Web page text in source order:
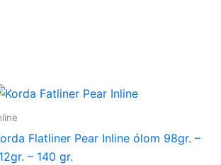
Flatliner Pear Inline ólom 98gr. –
– 140 gr.
Ártartomány:
Ennek
terméknek